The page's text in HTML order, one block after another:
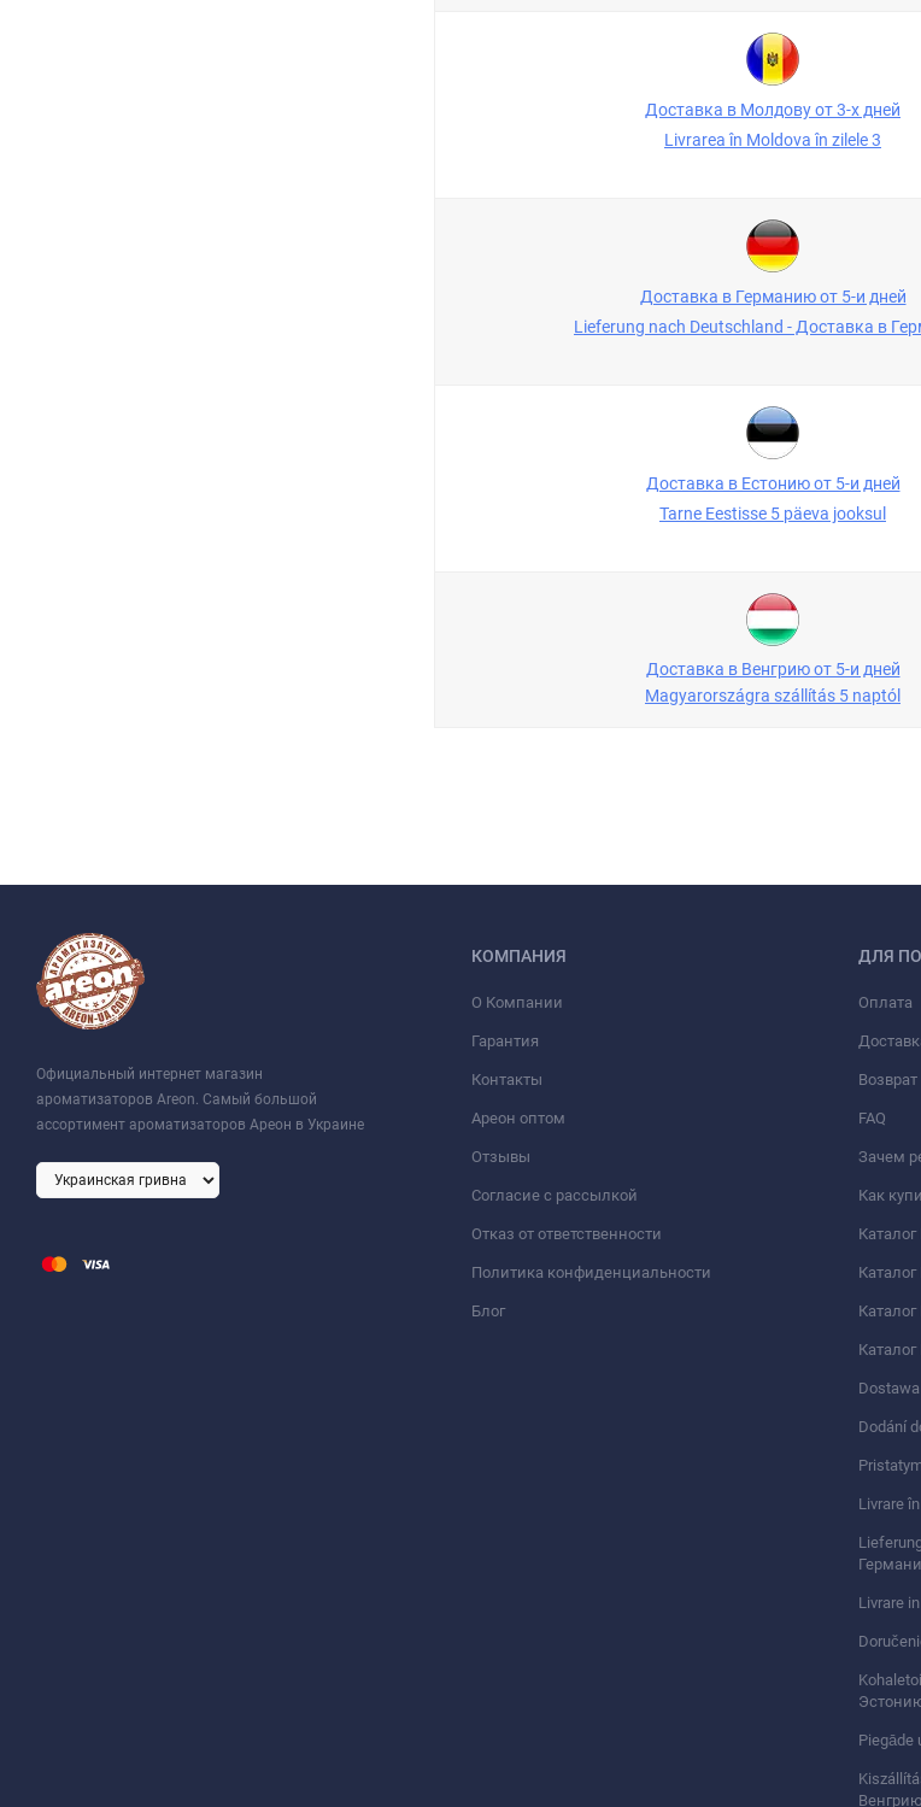
Доставка в Молдову от 3-х дней
Livrarea în Moldova în zilele 3
Доставка в Германию от 5-и дней
Lieferung nach Deutschland - Доставка в
Доставка в Естонию от 5-и дней
Tarne Eestisse 5 päeva jooksul
Доставка в Венгрию от 5-и дней
Magyarországra szállítás 5 naptól
Официальный интернет магазин
ароматизаторов Areon. Самый большой
ассортимент ароматизаторов Ареон в Украине
КОМПАНИЯ
О Компании
Гарантия
Контакты
Ареон оптом
Отзывы
Согласие с рассылкой
Отказ от ответственности
Политика конфиденциальности
Блог
ДЛЯ
Оплата
Возврат
FAQ
Зачем
Как
Каталог
Каталог
Dodání
Livrare
Livrare
Piegāde
Венгрию